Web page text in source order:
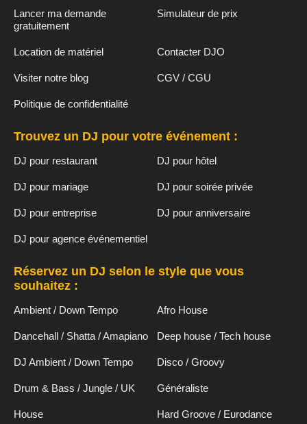
Lancer ma demande
gratuitement
Simulateur de prix
Location de matériel Contacter DJO
Visiter notre blog CGV / CGU
Politique de confidentialité
Trouvez un DJ pour votre événement :
DJ pour restaurant DJ pour hôtel
DJ pour mariage DJ pour soirée privée
DJ pour entreprise DJ pour anniversaire
DJ pour agence événementiel
Réservez un DJ selon le style que vous
souhaitez :
Ambient / Down Tempo Afro House
Dancehall / Shatta / Amapiano Deep house / Tech house
DJ Ambient / Down Tempo Disco / Groovy
Drum & Bass / Jungle / UK Généraliste
House Hard Groove / Eurodance